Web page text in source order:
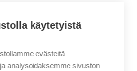
Etunimi
käytetyistä
evästeitä
analysoidaksemme sivuston